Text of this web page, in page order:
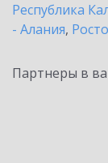
Республика
- Алания,
Партнеры в